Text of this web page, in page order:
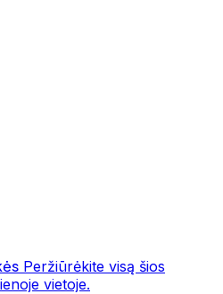
Peržiūrėkite visą šios
vietoje.